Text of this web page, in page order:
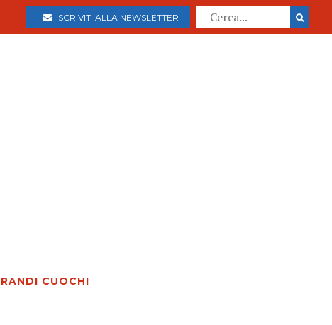
ISCRIVITI ALLA NEWSLETTER
CUOCHI